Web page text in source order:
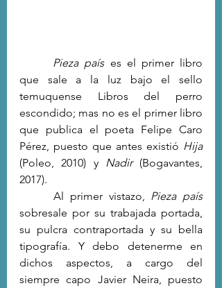
Pieza país es el primer libro
que sale a la luz bajo el sello
temuquense Libros del perro
escondido; mas no es el primer libro
que publica el poeta Felipe Caro
Pérez, puesto que antes existió
Hija
(Poleo, 2010) y
Nadir (Bogavantes,
2017).
Al primer vistazo, Pieza país
sobresale por su trabajada portada,
su pulcra contraportada y su bella
tipografía. Y debo detenerme en
dichos aspectos, a cargo del
siempre capo Javier Neira, puesto